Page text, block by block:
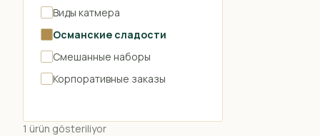
Виды катмера
Османские сладости
Смешанные наборы
Корпоративные заказы
1 ürün gösteriliyor